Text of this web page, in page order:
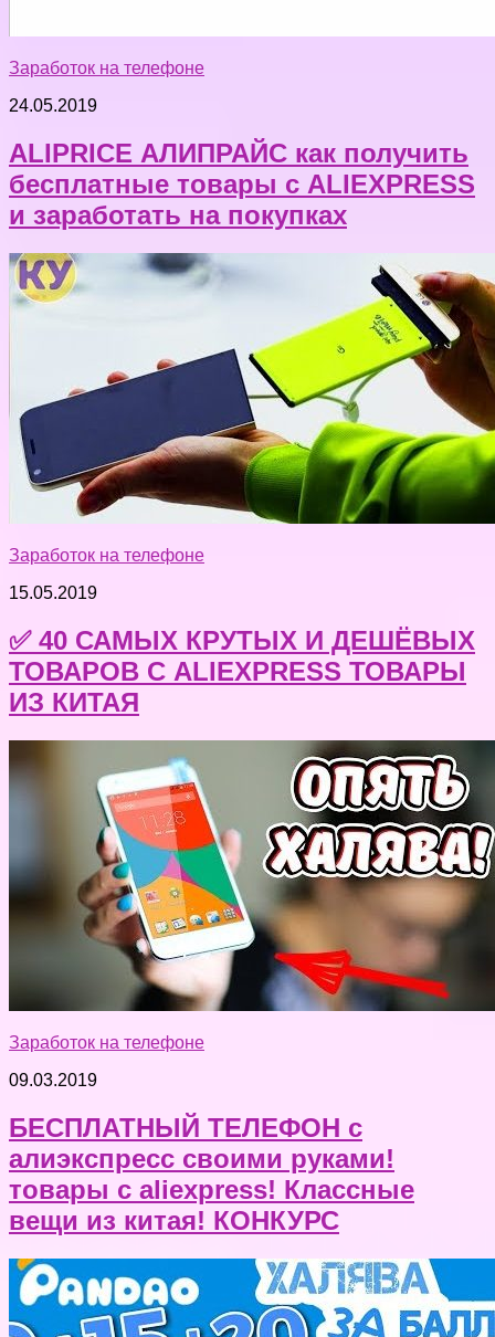
Заработок на телефоне
24.05.2019
ALIPRICE АЛИПРАЙС как получить
бесплатные товары с ALIEXPRESS
и заработать на покупках
Заработок на телефоне
15.05.2019
✅ 40 САМЫХ КРУТЫХ И ДЕШЁВЫХ
ТОВАРОВ С ALIEXPRESS ТОВАРЫ
ИЗ КИТАЯ
Заработок на телефоне
09.03.2019
БЕСПЛАТНЫЙ ТЕЛЕФОН с
алиэкспресс своими руками!
товары с aliexpress! Классные
вещи из китая! КОНКУРС